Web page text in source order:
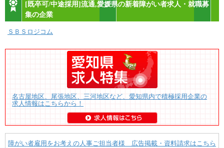
[既卒可/中途採用]流通,愛媛県の新着障がい者求人・就職募
集の企業
ＳＢＳロジコム
名古屋地区、尾張地区、三河地区など、愛知県内で積極採用企業の
求人情報はこちらから！
障がい者雇用をお考えの人事ご担当者様 広告掲載・資料請求はこちら